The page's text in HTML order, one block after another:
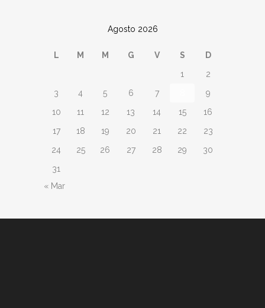
Agosto 2026
L M M G V S
D
1
2
3
4 5 6 7
9
10
11 12 13 14 15
16
17
18 19 20 21 22
23
24
25 26 27 28 29
30
31
« Mar